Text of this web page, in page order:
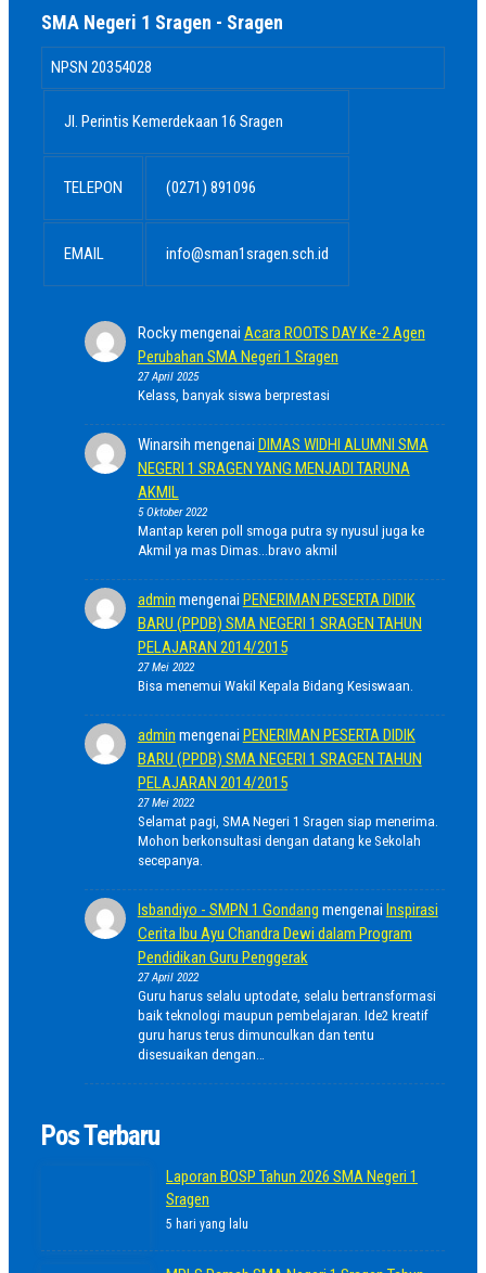
SMA Negeri 1 Sragen - Sragen
NPSN 20354028
Jl. Perintis Kemerdekaan 16 Sragen
TELEPON (0271) 891096
EMAIL info@sman1sragen.sch.id
Rockymengenai Acara ROOTS DAY Ke-2 Agen
Perubahan SMA Negeri 1 Sragen
27 April 2025
Kelass, banyak siswa berprestasi
Winarsih mengenai DIMAS WIDHI ALUMNI SMA
NEGERI 1 SRAGEN YANG MENJADI TARUNA
AKMIL
5 Oktober 2022
Mantap keren poll smoga putra sy nyusul juga ke
Akmil ya mas Dimas...bravo akmil
admin mengenai PENERIMAN PESERTA DIDIK
BARU (PPDB) SMA NEGERI 1 SRAGEN TAHUN
PELAJARAN 2014/2015
27 Mei 2022
Bisa menemui Wakil Kepala Bidang Kesiswaan.
admin mengenai PENERIMAN PESERTA DIDIK
BARU (PPDB) SMA NEGERI 1 SRAGEN TAHUN
PELAJARAN 2014/2015
27 Mei 2022
Selamat pagi, SMA Negeri 1 Sragen siap menerima.
Mohon berkonsultasi dengan datang ke Sekolah
secepanya.
Isbandiyo - SMPN 1 Gondang mengenai Inspirasi
Cerita Ibu Ayu Chandra Dewi dalam Program
Pendidikan Guru Penggerak
27 April 2022
Guru harus selalu uptodate, selalu bertransformasi
baik teknologi maupun pembelajaran. Ide2 kreatif
guru harus terus dimunculkan dan tentu
disesuaikan dengan…
Pos Terbaru
Laporan BOSP Tahun 2026 SMA Negeri 1
Sragen
5 hari yang lalu